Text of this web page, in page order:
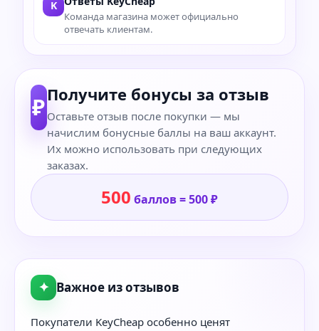
K
Команда магазина может официально
отвечать клиентам.
₽Получите бонусы за отзыв
Оставьте отзыв после покупки — мы
начислим бонусные баллы на ваш аккаунт.
Их можно использовать при следующих
заказах.
500 баллов = 500 ₽
✦ Важное из отзывов
Покупатели KeyCheap особенно ценят